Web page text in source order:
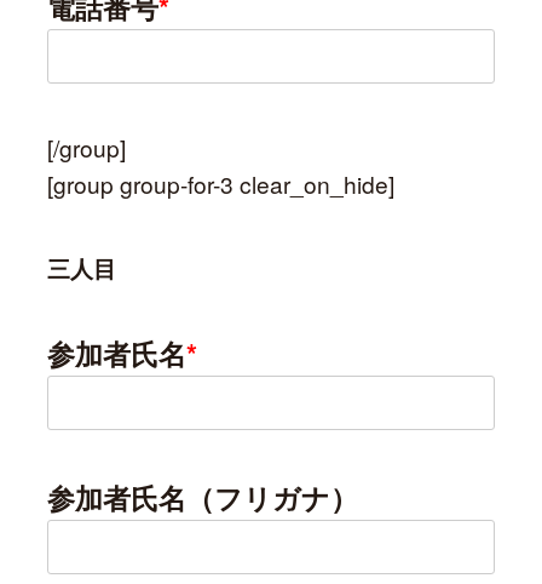
[/group]
[group group-for-3 clear_on_hide]
三人目
参加者氏名*
参加者氏名（フリガナ）